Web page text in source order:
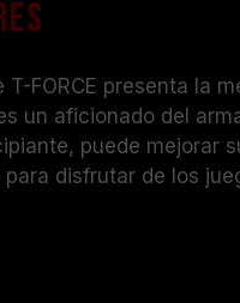
con el
T-FORCE presenta la
un aficionado del
puede mejorar
disfrutar de los